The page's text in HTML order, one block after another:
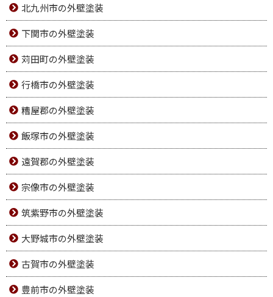
北九州市の外壁塗装
下関市の外壁塗装
苅田町の外壁塗装
行橋市の外壁塗装
糟屋郡の外壁塗装
飯塚市の外壁塗装
遠賀郡の外壁塗装
宗像市の外壁塗装
筑紫野市の外壁塗装
大野城市の外壁塗装
古賀市の外壁塗装
豊前市の外壁塗装